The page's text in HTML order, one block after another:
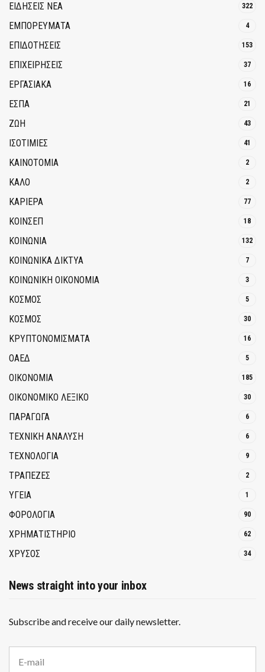
ΕΙΔΗΣΕΙΣ ΝΕΑ 322
ΕΜΠΟΡΕΥΜΑΤΑ 4
ΕΠΙΔΟΤΗΣΕΙΣ 153
ΕΠΙΧΕΙΡΗΣΕΙΣ 37
ΕΡΓΑΣΙΑΚΑ 16
ΕΣΠΑ 21
ΖΩΗ 43
ΙΣΟΤΙΜΙΕΣ 41
ΚΑΙΝΟΤΟΜΊΑ 2
ΚΑΛΟ 2
ΚΑΡΙΕΡΑ 77
ΚΟΙΝΣΕΠ 18
ΚΟΙΝΩΝΙΑ 132
ΚΟΙΝΩΝΙΚΆ ΔΊΚΤΥΑ 7
ΚΟΙΝΩΝΙΚΉ ΟΙΚΟΝΟΜΊΑ 3
ΚΟΣΜΟΣ 5
ΚΟΣΜΟΣ 30
ΚΡΥΠΤΟΝΟΜΊΣΜΑΤΑ 16
ΟΑΕΔ 5
ΟΙΚΟΝΟΜΙΑ 185
ΟΙΚΟΝΟΜΙΚΟ ΛΕΞΙΚΟ 30
ΠΑΡΑΓΩΓΑ 6
ΤΕΧΝΙΚΗ ΑΝΑΛΥΣΗ 6
ΤΕΧΝΟΛΟΓΙΑ 9
ΤΡΆΠΕΖΕΣ 2
ΥΓΕΙΑ 1
ΦΟΡΟΛΟΓΙΑ 90
ΧΡΗΜΑΤΙΣΤΗΡΙΟ 62
ΧΡΥΣΟΣ 34
News straight into your inbox
Subscribe and receive our daily newsletter.